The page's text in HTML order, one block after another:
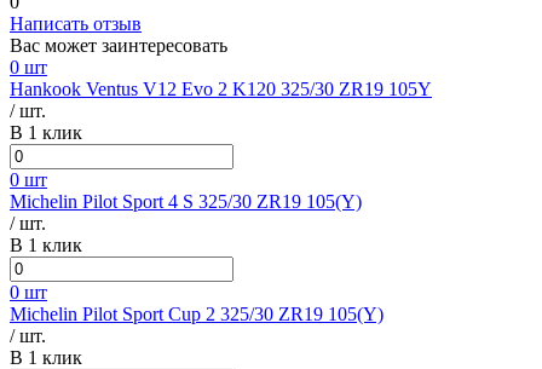
Написать отзыв
Вас может заинтересовать
0 шт
Hankook Ventus V12 Evo 2 K120 325/30 ZR19 105Y
/ шт.
В 1 клик
0 шт
Michelin Pilot Sport 4 S 325/30 ZR19 105(Y)
/ шт.
В 1 клик
0 шт
Michelin Pilot Sport Cup 2 325/30 ZR19 105(Y)
/ шт.
В 1 клик